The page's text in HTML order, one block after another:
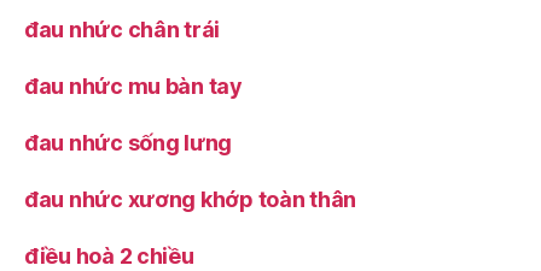
đau nhức chân trái
đau nhức mu bàn tay
đau nhức sống lưng
đau nhức xương khớp toàn thân
điều hoà 2 chiều